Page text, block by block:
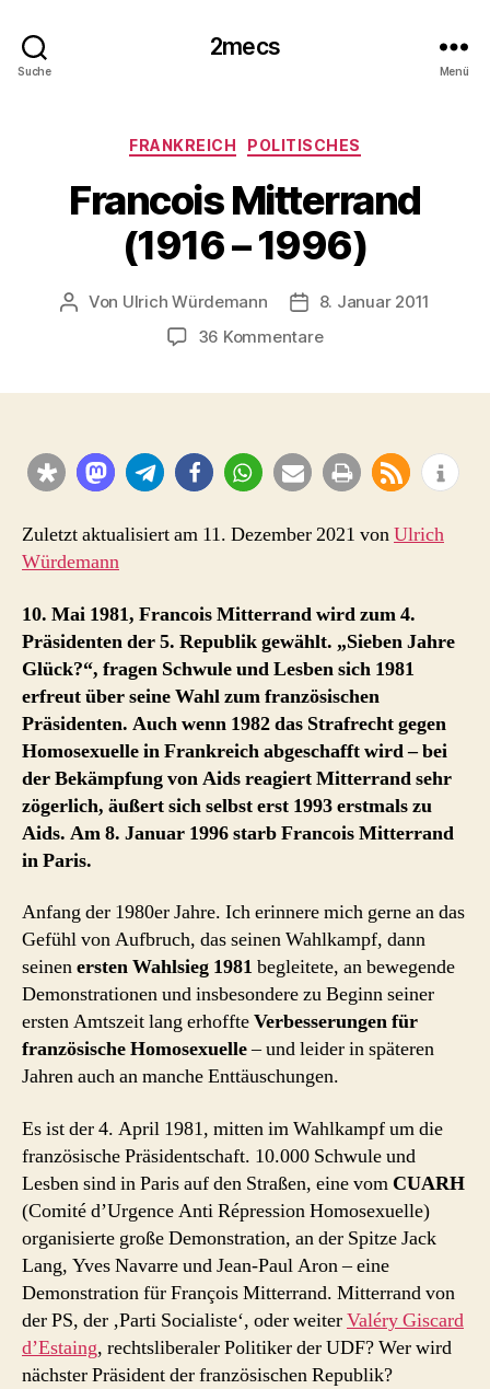
Suche
2mecs
Menü
Kategorien
FRANKREICH POLITISCHES
Francois Mitterrand
(1916 – 1996)
Beitragsautor
Von Ulrich Würdemann Beitragsdatum
8. Januar 2011
36 Kommentarezu
1996)
Zuletzt aktualisiert am 11. Dezember 2021 vonUlrich
Würdemann
10. Mai 1981, Francois Mitterrand wird zum 4.
Präsidenten der 5. Republik gewählt. „Sieben Jahre
Glück?“, fragen Schwule und Lesben sich 1981
erfreut über seine Wahl zum französischen
Präsidenten. Auch wenn 1982 das Strafrecht gegen
Homosexuelle in Frankreich abgeschafft wird – bei
der Bekämpfung von Aids reagiert Mitterrand sehr
zögerlich, äußert sich selbst erst 1993 erstmals zu
Aids. Am 8. Januar 1996 starb Francois Mitterrand
in Paris.
Anfang der 1980er Jahre. Ich erinnere mich gerne an das
Gefühl von Aufbruch, das seinen Wahlkampf, dann
seinenersten Wahlsieg 1981 begleitete, an bewegende
Demonstrationen und insbesondere zu Beginn seiner
ersten Amtszeit lang erhoffteVerbesserungen für
französische Homosexuelle– und leider in späteren
Jahren auch an manche Enttäuschungen.
Es ist der 4. April 1981, mitten im Wahlkampf um die
französische Präsidentschaft. 10.000 Schwule und
Lesben sind in Paris auf den Straßen, eine vom CUARH
(Comité d’Urgence Anti Répression Homosexuelle)
organisierte große Demonstration, an der Spitze Jack
Lang, Yves Navarre und Jean-Paul Aron – eine
Demonstration für François Mitterrand. Mitterrand von
der PS, der ‚Parti Socialiste‘, oder weiterValéry Giscard
d’Estaing, rechtsliberaler Politiker der UDF? Wer wird
nächster Präsident der französischen Republik?